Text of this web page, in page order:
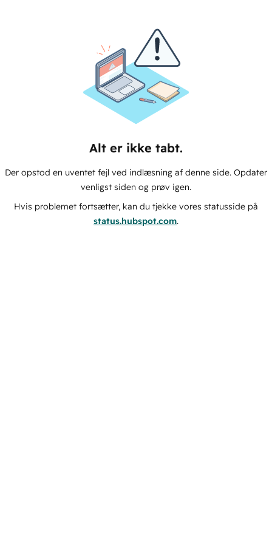
Alt er ikke tabt.
Der opstod en uventet fejl ved indlæsning af denne side. Opdater
venligst siden og prøv igen.
Hvis problemet fortsætter, kan du tjekke vores statusside på
status.hubspot.com.